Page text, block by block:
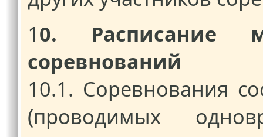
10. Расписание
соревнований
10.1. Соревнования
(проводимых